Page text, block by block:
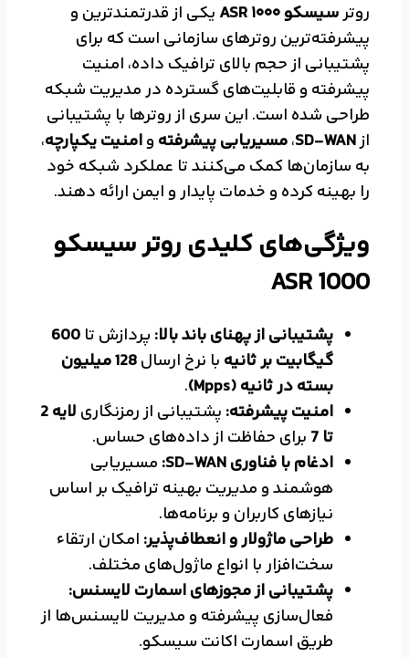
روترسیسکو ASR 1000
یکی از قدرتمندترین و
پیشرفته‌ترین روترهای سازمانی است که برای
پشتیبانی از حجم بالای ترافیک داده، امنیت
پیشرفته و قابلیت‌های گسترده در مدیریت شبکه
طراحی شده است. این سری از روترها با پشتیبانی
ازSD-WAN،مسیریابی پیشرفته وامنیت یکپارچه،
به سازمان‌ها کمک می‌کنند تا عملکرد شبکه خود
را بهینه کرده و خدمات پایدار و ایمن ارائه دهند.
ویژگی‌های کلیدی روتر سیسکو
ASR 1000
پشتیبانی از پهنای باند بالا: پردازش تا 600
گیگابیت بر ثانیه با نرخ ارسال
128 میلیون
بسته در ثانیه (Mpps)
.
امنیت پیشرفته: پشتیبانی از رمزنگاری
لایه 2
تا 7
برای حفاظت از داده‌های حساس.
ادغام با فناوری SD-WAN:
مسیریابی
هوشمند و مدیریت بهینه ترافیک بر اساس
نیازهای کاربران و برنامه‌ها.
طراحی ماژولار و انعطاف‌پذیر: امکان ارتقاء
سخت‌افزار با انواع ماژول‌های مختلف.
پشتیبانی از مجوزهای اسمارت لایسنس:
فعال‌سازی پیشرفته و مدیریت لایسنس‌ها از
طریق اسمارت اکانت سیسکو.